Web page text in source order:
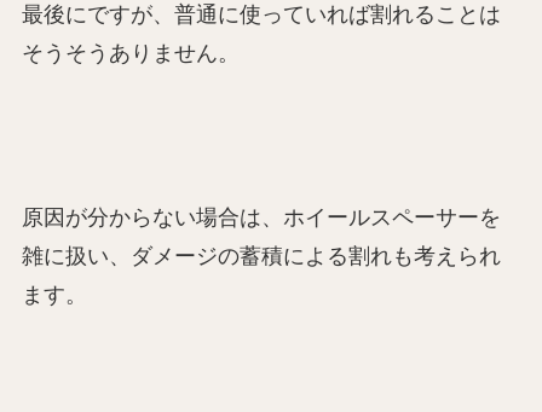
最後にですが、普通に使っていれば割れることは
そうそうありません。
原因が分からない場合は、ホイールスペーサーを
雑に扱い、ダメージの蓄積による割れも考えられ
ます。